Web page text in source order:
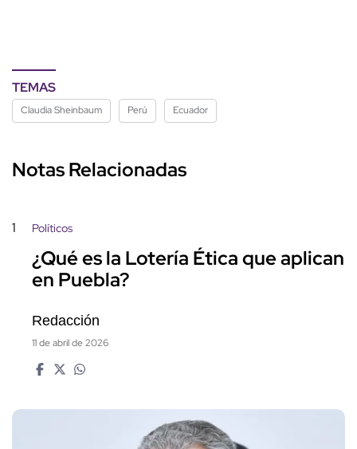
TEMAS
Claudia Sheinbaum Perú Ecuador
Notas Relacionadas
1 Políticos
¿Qué es la Lotería Ética que aplican
en Puebla?
Redacción
11 de abril de 2026